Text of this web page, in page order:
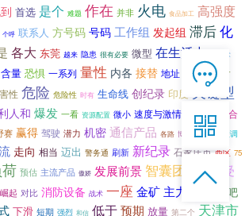
首选 是个 难题 作在 并非 火电 食品加工 高强度
个呼 联系人 方号码 号码 工作组 发起组 滞后化
各大 东莞 越来 隐患 很有必要 微型 在生活中 等技术
含量 恐惧 一系列 量性 内各 接替 地址 专有 拨号
性 危险 危险性 时有 生命线 创纪录 印度 关键型
人和 爆发 一看 资源配置 微小 速度与激情 创业者
合
赛 赢得 驾驶 潜力 机密 通信产品 各路 博鳌 年年会 联调
走向 相当 迈出 警务通 刷新 新纪录 石家庄市 西区 75
预估 主流产品 傲娇 发展前景 智囊团 东南亚
受
崛起 对比 消防设备 战术 一座 金矿 主力 些吧
下滑 短期 强烈 和信 低于预期 放量 第二个 天津市

在线客服
QQ在线，服务咨询
务热线
候聆听，023-86382199手机直接点击

